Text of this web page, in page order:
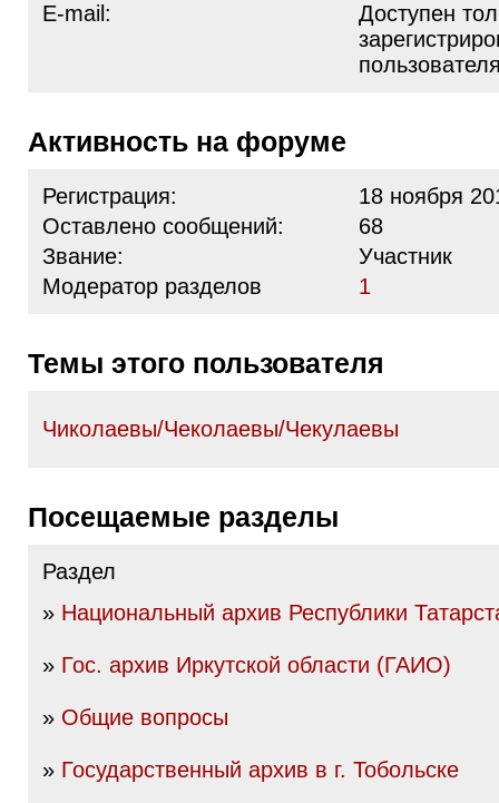
E-mail:
Доступен
Активность на форуме
Регистрация:
18 ноября
Оставлено сообщений:
68
Звание:
Участник
Модератор разделов
1
Темы этого пользователя
Чиколаевы/Чеколаевы/Чекулаевы
Посещаемые разделы
Раздел
» Национальный архив Республики
» Гос. архив Иркутской области (ГАИО)
» Общие вопросы
» Государственный архив в г. Тобольске